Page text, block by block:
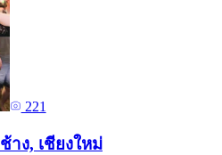
221
าง, เชียงใหม่